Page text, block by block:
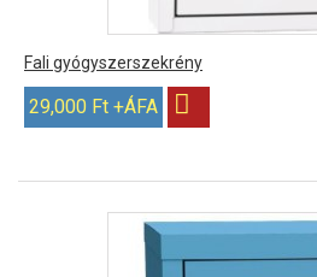
Fali gyógyszerszekrény
29,000 Ft +ÁFA